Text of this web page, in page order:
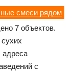
смеси рядом
7 объектов.
с